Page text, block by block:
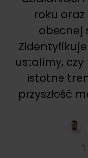
roku
obecnej
ustalimy,
istotne
przyszłość